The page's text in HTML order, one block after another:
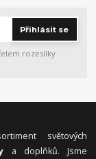
Přihlásit se
rozesílky
světových
a doplňků. Jsme